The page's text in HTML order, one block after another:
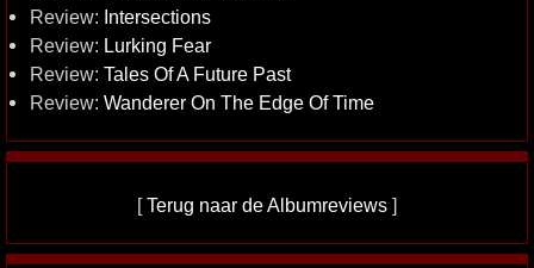
Review: Intersections
Review: Lurking Fear
Review: Tales Of A Future Past
Review: Wanderer On The Edge Of Time
[Terug naar de Albumreviews ]